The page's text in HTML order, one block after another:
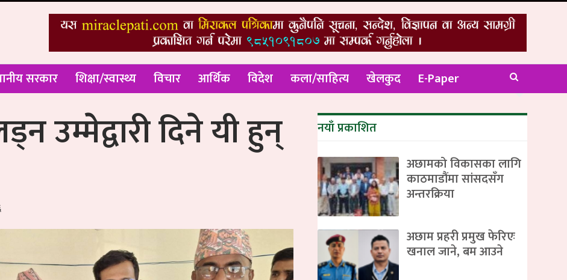
सरकार शिक्षा/स्वास्थ्य विचार आर्थिक विदेश कला/साहित्य खेलकुद E-Paper
उम्मेद्वारी दिने यी हुन्
नयाँ प्रकाशित
अछामको विकासका लागि
काठमाडौंमा सांसदसँग
अन्तरक्रिया
अछाम प्रहरी प्रमुख फेरिएः
खनाल जाने, बम आउने